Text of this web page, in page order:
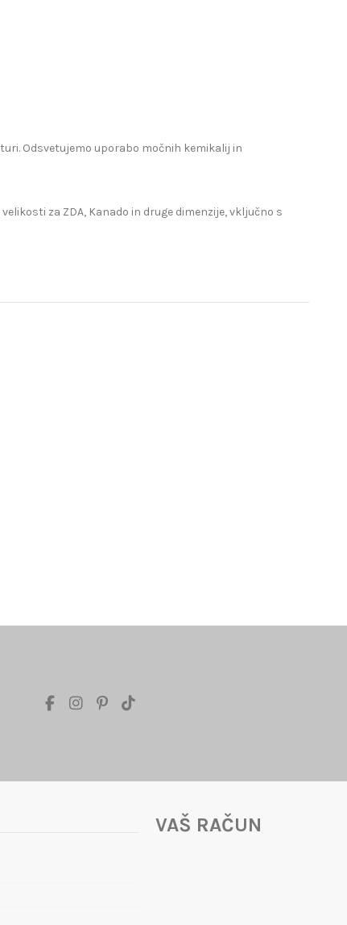
Odsvetujemo uporabo močnih kemikalij in
za ZDA, Kanado in druge dimenzije, vključno s
VAŠ RAČUN